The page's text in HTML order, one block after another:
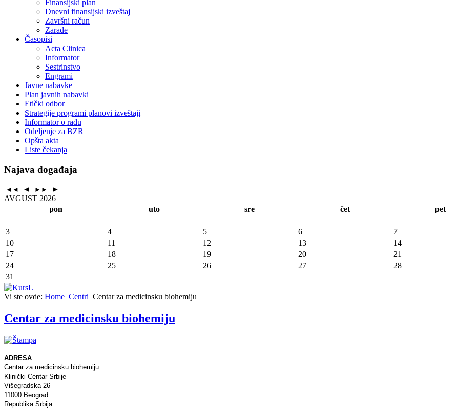
Finansijski plan
Dnevni finansijski izveštaj
Završni račun
Zarade
Časopisi
Acta Clinica
Informator
Sestrinstvo
Engrami
Javne nabavke
Plan javnih nabavki
Etički odbor
Strategije programi planovi izveštaji
Informator o radu
Odeljenje za BZR
Opšta akta
Liste čekanja
Najava događaja
◄◄ ◄ ►►
►
AVGUST 2026
pon
uto sre čet pet
3
4 5 6 7
10
11 12 13 14
17
18 19 20 21
24
25 26 27 28
31
Vi ste ovde: Home Centri Centar za medicinsku biohemiju
Centar za medicinsku biohemiju
ADRESA
Centar za medicinsku biohemiju
Klinički Centar Srbije
Višegradska 26
11000 Beograd
Republika Srbija